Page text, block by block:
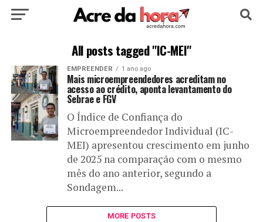
POLÍTICA CULTURA ESPORTE
EDUCAÇÃO NOTÍCIA MUNDO
All posts tagged "IC-MEI"
EMPREENDER 1 ano ago
Mais microempreendedores acreditam no
acesso ao crédito, aponta levantamento do
Sebrae e FGV
O Índice de Confiança do
Microempreendedor Individual (IC-
MEI) apresentou crescimento em junho
de 2025 na comparação com o mesmo
mês do ano anterior, segundo a
Sondagem...
MORE POSTS